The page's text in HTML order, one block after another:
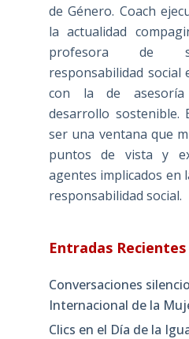
de Género. Coach
la actualidad
profesora de
responsabilidad social
con la de
desarrollo sostenible.
ser una ventana que
puntos de vista y
agentes implicados en
responsabilidad social.
Entradas Recientes
Conversaciones
Internacional de la
Clics en el Día de la